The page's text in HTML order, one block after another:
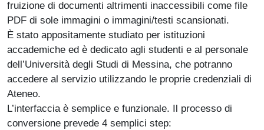
fruizione di documenti altrimenti inaccessibili come file
PDF di sole immagini o immagini/testi scansionati.
È stato appositamente studiato per istituzioni
accademiche ed è dedicato agli studenti e al personale
dell’Università degli Studi di Messina, che potranno
accedere al servizio utilizzando le proprie credenziali di
Ateneo.
L’interfaccia è semplice e funzionale. Il processo di
conversione prevede 4 semplici step: